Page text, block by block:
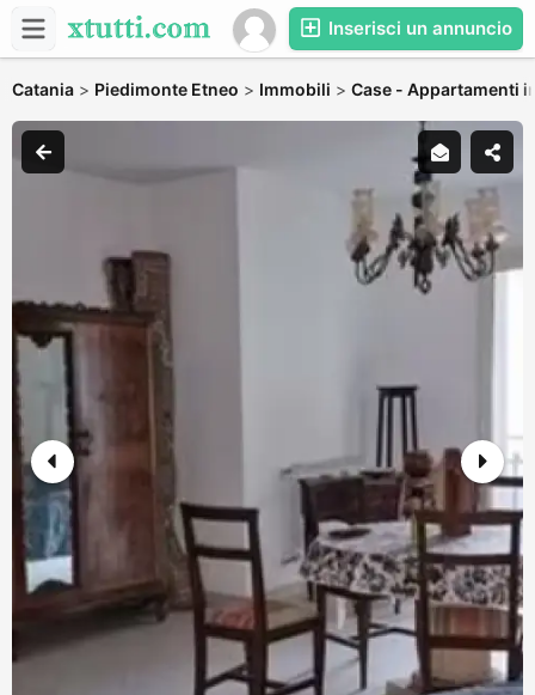
Inserisci un annuncio
Catania > Piedimonte Etneo > Immobili > Case - Appartamenti